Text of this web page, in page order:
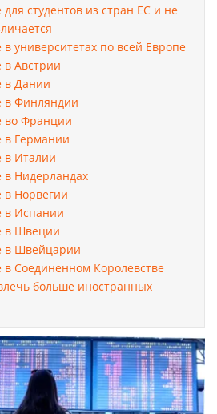
студентов из стран ЕС и не
университетах по всей Европе
в Австрии
в Дании
в Финляндии
во Франции
в Германии
в Италии
в Нидерландах
в Норвегии
в Испании
в Швеции
в Швейцарии
в Соединенном Королевстве
больше иностранных